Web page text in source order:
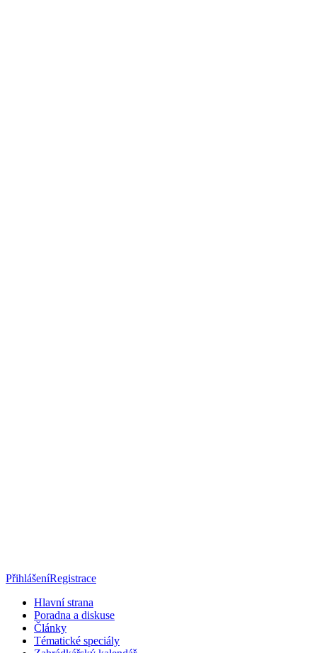
PřihlášeníRegistrace
Hlavní strana
Poradna a diskuse
Články
Tématické speciály